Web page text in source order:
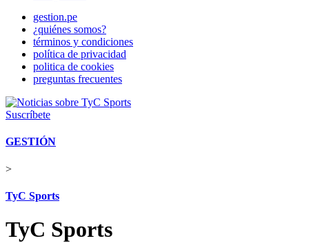
gestion.pe
¿quiénes somos?
términos y condiciones
política de privacidad
politica de cookies
preguntas frecuentes
Suscríbete
GESTIÓN
>
TyC Sports
TyC Sports